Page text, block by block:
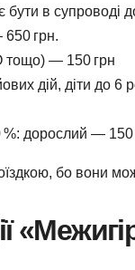
в супроводі
грн.
тощо) — 150 грн
дій, діти до 6
дорослий — 150
бо вони